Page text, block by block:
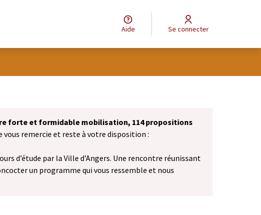
Aide Se connecter
forte et formidable mobilisation, 114 propositions
vous remercie et reste à votre disposition :
d’étude par la Ville d’Angers. Une rencontre réunissant
un programme qui vous ressemble et nous